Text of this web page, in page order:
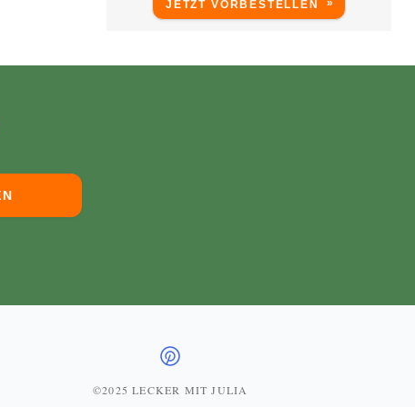
JETZT VORBESTELLEN
©2025 LECKER MIT JULIA